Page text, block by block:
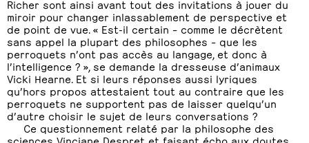
Richer sont ainsi avant tout des invitations à jouer du
miroir pour changer inlassablement de perspective et
de point de vue. « Est-il certain – comme le décrètent
sans appel la plupart des philosophes – que les
perroquets n’ont pas accès au langage, et donc à
l’intelligence ? », se demande la dresseuse d’animaux
Vicki Hearne. Et si leurs réponses aussi lyriques
qu’hors propos attestaient tout au contraire que les
perroquets ne supportent pas de laisser quelqu’un
d’autre choisir le sujet de leurs conversations ?
Ce questionnement relaté par la philosophe des
sciences Vinciane Despret et faisant écho aux doutes